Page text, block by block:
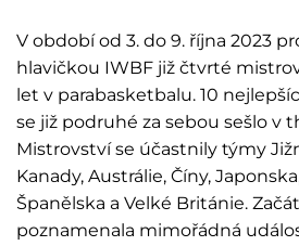
V období od 3. do 9. října 2023
hlavičkou IWBF již čtvrté
let v parabasketbalu. 10
se již podruhé za sebou sešlo v
Mistrovství se účastnily týmy
Kanady, Austrálie, Číny,
Španělska a Velké Británie.
poznamenala mimořádná